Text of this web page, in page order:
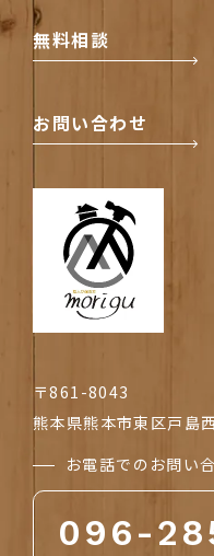
無料相談
お問い合わせ
〒861-8043
熊本県熊本市東区戸島
お電話でのお問い
096-